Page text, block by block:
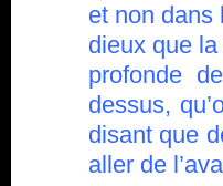
et non dans
dieux que
profonde
dessus,
disant que
aller de